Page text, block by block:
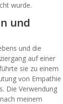
wurde.
und
und die
auf einer
sie zu einem
von Empathie
Die Verwendung
meinem